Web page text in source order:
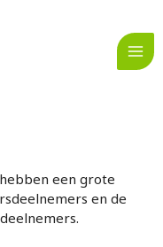
een grote
en de